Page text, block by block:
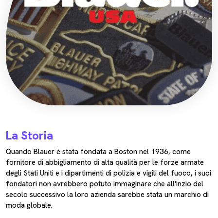
La Storia
Quando Blauer è stata fondata a Boston nel 1936, come
fornitore di abbigliamento di alta qualità per le forze armate
degli Stati Uniti e i dipartimenti di polizia e vigili del fuoco, i suoi
fondatori non avrebbero potuto immaginare che all'inzio del
secolo successivo la loro azienda sarebbe stata un marchio di
moda globale.